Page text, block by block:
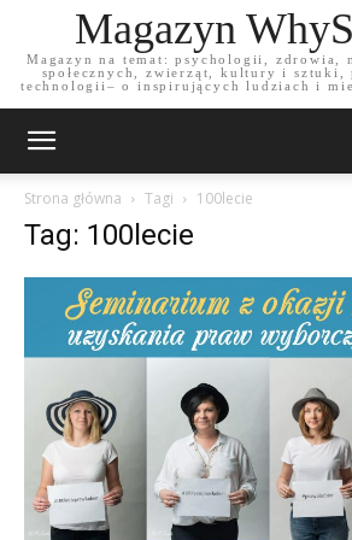
Magazyn
Magazyn na temat: psychologii, zdrowia,
społecznych, zwierząt, kultury i sztuki,
technologii– o inspirujących ludziach i
Strona główna Tagi 100lecie
Tag: 100lecie